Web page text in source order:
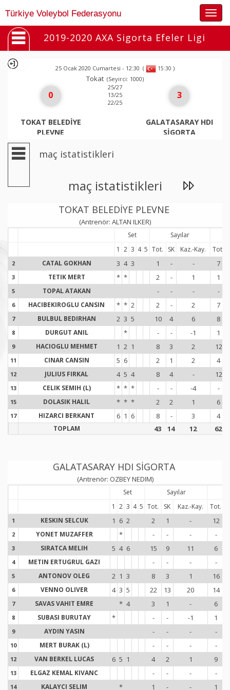
Türkiye Voleybol Federasyonu
2019-2020 AXA Sigorta Efeler Ligi
25 Ocak 2020 Cumartesi - 12:30 ( 15:30 )
Tokat (Seyirci: 1000)
0
TOKAT BELEDİYE
PLEVNE
25/27
13/25
22/25
3
GALATASARAY HDI
SİGORTA
maç istatistikleri
maç istatistikleri
TOKAT BELEDİYE PLEVNE
(Antrenör: ALTAN ILKER)
Set Sayılar
1 2 3 4 5 Tot. SK Kaz.-Kay. Tot.
2 CATAL GOKHAN 3 4 3 1 - - 7
3 TETIK MERT * * 2 - 1 1
5 TOPAL ATAKAN - - - -
6 HACIBEKIROGLU CANSIN * * 2 2 - 2 7
7 BULBUL BEDIRHAN 2 3 5 10 4 6 8
8 DURGUT ANIL * - - -1 1
9 HACIOGLU MEHMET 1 2 1 8 3 2 12
11 CINAR CANSIN 5 6 2 1 2 4
12 JULIUS FIRKAL 4 5 4 8 4 - 12
13 CELIK SEMIH (L) * * * - - -4 -
15 DOLASIK HALIL * * * 2 2 1 6
17 HIZARCI BERKANT 6 1 6 8 - 3 4
TOPLAM 43 14 12 62
GALATASARAY HDI SİGORTA
(Antrenör: OZBEY NEDIM)
Set Sayılar
1 2 3 4 5 Tot. SK Kaz.-Kay. Tot.
1 KESKIN SELCUK 1 6 2 2 1 - 12
2 YONET MUZAFFER * - - - -
3 SIRATCA MELIH 5 4 6 15 9 11 6
4 METIN ERTUGRUL GAZI - - - -
5 ANTONOV OLEG 2 1 3 8 3 1 16
6 VENNO OLIVER 4 3 5 22 13 20 14
7 SAVAS VAHIT EMRE * 4 3 1 - 6
8 SUBASI BURUTAY * - - -1 1
9 AYDIN YASIN - - - -
10 MERT BURAK (L) - - - -
12 VAN BERKEL LUCAS 6 5 1 4 2 1 9
13 ELGAZ KEMAL KIVANC - - - -
14 KALAYCI SELIM * 1 - - 1